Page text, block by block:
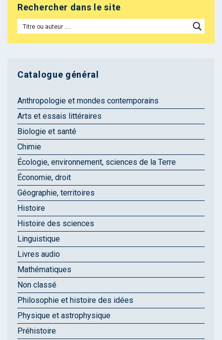
Rechercher dans le site
Catalogue général
Anthropologie et mondes contemporains
Arts et essais littéraires
Biologie et santé
Chimie
Écologie, environnement, sciences de la Terre
Économie, droit
Géographie, territoires
Histoire
Histoire des sciences
Linguistique
Livres audio
Mathématiques
Non classé
Philosophie et histoire des idées
Physique et astrophysique
Préhistoire